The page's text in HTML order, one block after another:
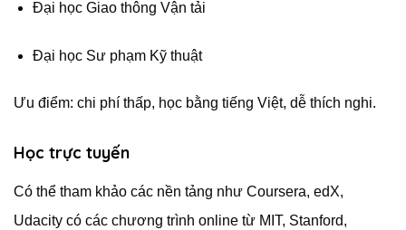
Đại học Giao thông Vận tải
Đại học Sư phạm Kỹ thuật
Ưu điểm: chi phí thấp, học bằng tiếng Việt, dễ thích nghi.
Học trực tuyến
Có thể tham khảo các nền tảng như Coursera, edX,
Udacity có các chương trình online từ MIT, Stanford,